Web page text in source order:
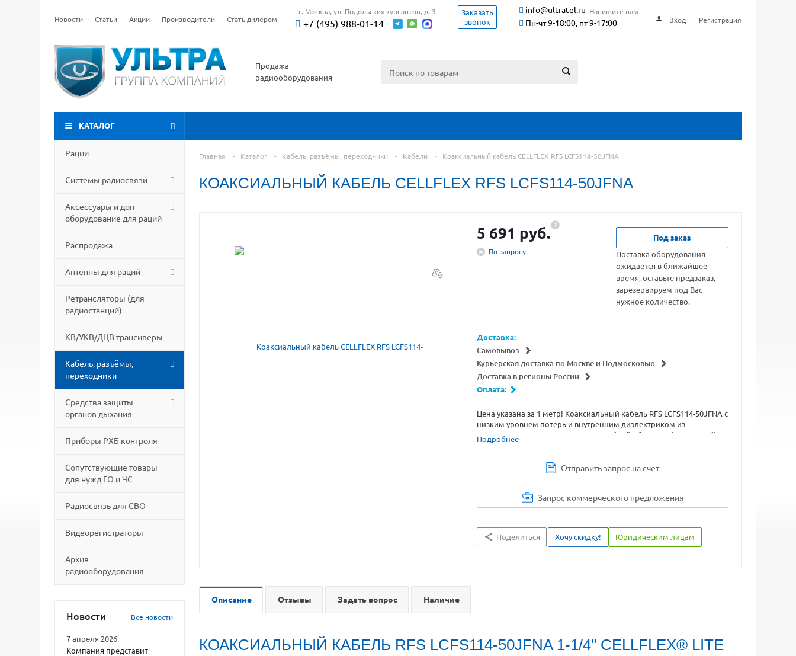
Новости Статьи Акции Производители Стать дилером
г. Москва, ул. Подольских курсантов, д. 3
+7 (495) 988-01-14
Заказать
звонок
info@ultratel.ru Напишите нам
Пн-чт 9-18:00, пт 9-17:00 Вход Регистрация
Продажа
радиооборудования
КАТАЛОГ
Рации
Системы радиосвязи
Аксессуары и доп
оборудование для раций
Распродажа
Антенны для раций
Ретрансляторы (для
радиостанций)
КВ/УКВ/ДЦВ трансиверы
Кабель, разъёмы,
переходники
Средства защиты
органов дыхания
Приборы РХБ контроля
Сопутствующие товары
для нужд ГО и ЧС
Радиосвязь для СВО
Видеорегистраторы
Архив
радиооборудования
Новости Все новости
7 апреля 2026
Компания представит
Главная - Каталог - Кабель, разъёмы, переходники - Кабели - Коаксиальный кабель CELLFLEX RFS LCFS114-50JFNA
КОАКСИАЛЬНЫЙ КАБЕЛЬ CELLFLEX RFS LCFS114-50JFNA
5 691 руб.
По запросу
Под заказ
Поставка оборудования
ожидается в ближайшее
время, оставьте предзаказ,
зарезервируем под Вас
нужное количество.
Доставка:
Самовывоз:
Курьерская доставка по Москве и Подмосковью:
Доставка в регионы России:
Оплата:
Цена указана за 1 метр! Коаксиальный кабель RFS LCFS114-50JFNA с
низким уровнем потерь и внутренним диэлектриком из
вспененного полиэтилена, в огнестойкой оболочке (негорючий).
Подробнее
Отправить запрос на счет
Запрос коммерческого предложения
Поделиться Хочу скидку! Юридическим лицам
Описание Отзывы Задать вопрос Наличие
КОАКСИАЛЬНЫЙ КАБЕЛЬ RFS LCFS114-50JFNA 1-1/4" CELLFLEX® LITE